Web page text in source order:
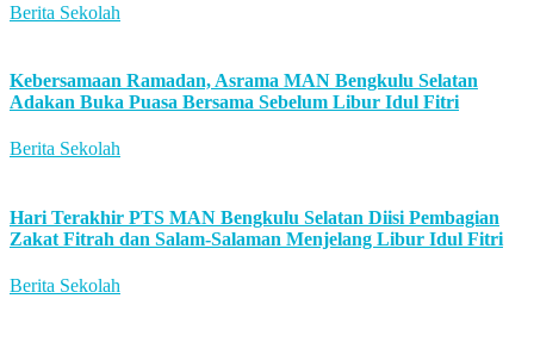
Berita Sekolah
Kebersamaan Ramadan, Asrama MAN Bengkulu Selatan
Adakan Buka Puasa Bersama Sebelum Libur Idul Fitri
Berita Sekolah
Hari Terakhir PTS MAN Bengkulu Selatan Diisi Pembagian
Zakat Fitrah dan Salam-Salaman Menjelang Libur Idul Fitri
Berita Sekolah